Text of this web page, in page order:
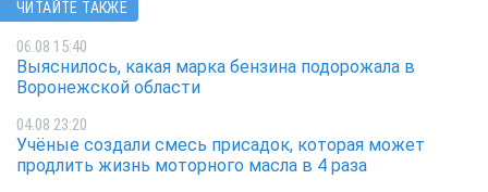
ЧИТАЙТЕ ТАКЖЕ
06.08 15:40
Выяснилось, какая марка бензина подорожала в
Воронежской области
04.08 23:20
Учёные создали смесь присадок, которая может
продлить жизнь моторного масла в 4 раза